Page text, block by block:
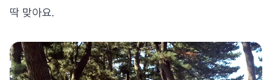
딱 맞아요.